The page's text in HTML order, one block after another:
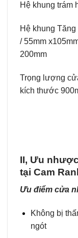
Hệ khung trám
Hệ khung
/ 55mm
200mm
Trọng lượng
kích thước
II, Ưu
tại Cam
Ưu điểm cửa
Không bị
ngót